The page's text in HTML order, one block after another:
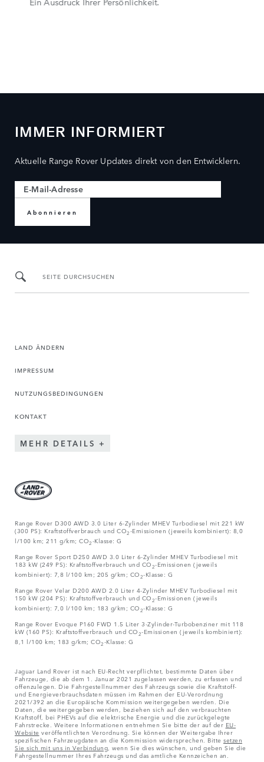
IMMER INFORMIERT
Aktuelle Range Rover Updates direkt von den Entwicklern.
Abonnieren
SEITE DURCHSUCHEN
LAND ÄNDERN
IMPRESSUM
NUTZUNGSBEDINGUNGEN
KONTAKT
MEHR DETAILS
Range Rover D300 AWD 3.0 Liter 6-Zylinder MHEV Turbodiesel mit 221 kW
(300 PS): Kraftstoffverbrauch und CO2-Emissionen (jeweils kombiniert): 8,0
l/100 km; 211 g/km; CO2-Klasse: G
Range Rover Sport D250 AWD 3.0 Liter 6-Zylinder MHEV Turbodiesel mit
183 kW (249 PS): Kraftstoffverbrauch und CO2-Emissionen (jeweils
kombiniert): 7,8 l/100 km; 205 g/km; CO2-Klasse: G
Range Rover Velar D200 AWD 2.0 Liter 4-Zylinder MHEV Turbodiesel mit
150 kW (204 PS): Kraftstoffverbrauch und CO2-Emissionen (jeweils
kombiniert): 7,0 l/100 km; 183 g/km; CO2-Klasse: G
Range Rover Evoque P160 FWD 1.5 Liter 3-Zylinder-Turbobenziner mit 118
kW (160 PS): Kraftstoffverbrauch und CO2-Emissionen (jeweils kombiniert):
8,1 l/100 km; 183 g/km; CO2-Klasse: G
Jaguar Land Rover ist nach EU-Recht verpflichtet, bestimmte Daten über
Fahrzeuge, die ab dem 1. Januar 2021 zugelassen werden, zu erfassen und
offenzulegen. Die Fahrgestellnummer des Fahrzeugs sowie die Kraftstoff-
und Energieverbrauchsdaten müssen im Rahmen der EU-Verordnung
2021/392 an die Europäische Kommission weitergegeben werden. Die
Daten, die weitergegeben werden, beziehen sich auf den verbrauchten
Kraftstoff, bei PHEVs auf die elektrische Energie und die zurückgelegte
Fahrstrecke. Weitere Informationen entnehmen Sie bitte der auf der EU-
Website veröffentlichten Verordnung. Sie können der Weitergabe Ihrer
spezifischen Fahrzeugdaten an die Kommission widersprechen. Bitte setzen
Sie sich mit uns in Verbindung , wenn Sie dies wünschen, und geben Sie die
Fahrgestellnummer Ihres Fahrzeugs und das amtliche Kennzeichen an.